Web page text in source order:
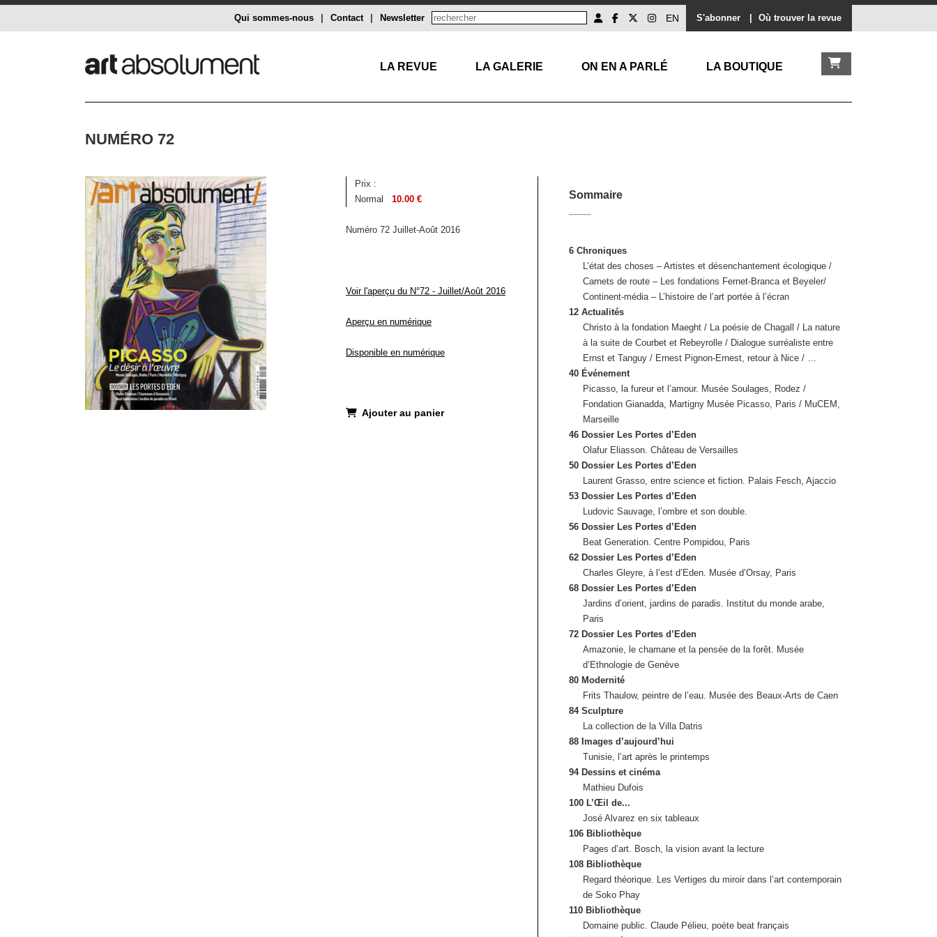
S'abonner Où trouver la revue
EN
Newsletter
Contact
Qui sommes-nous
LA REVUE LA GALERIE ON EN A PARLÉ LA BOUTIQUE
NUMÉRO 72
Prix :
Normal
10.00 €
Numéro 72 Juillet-Août 2016
Voir l'aperçu du N°72 - Juillet/Août 2016
Aperçu en numérique
Disponible en numérique
Ajouter au panier
Sommaire
6 Chroniques
L’état des choses – Artistes et désenchantement écologique /
Carnets de route – Les fondations Fernet-Branca et Beyeler/
Continent-média – L’histoire de l’art portée à l’écran
12 Actualités
Christo à la fondation Maeght / La poésie de Chagall / La nature
à la suite de Courbet et Rebeyrolle / Dialogue surréaliste entre
Ernst et Tanguy / Ernest Pignon-Ernest, retour à Nice / …
40 Événement
Picasso, la fureur et l’amour. Musée Soulages, Rodez /
Fondation Gianadda, Martigny Musée Picasso, Paris / MuCEM,
Marseille
46 Dossier Les Portes d’Eden
Olafur Eliasson. Château de Versailles
50 Dossier Les Portes d’Eden
Laurent Grasso, entre science et fiction. Palais Fesch, Ajaccio
53 Dossier Les Portes d’Eden
Ludovic Sauvage, l’ombre et son double.
56 Dossier Les Portes d’Eden
Beat Generation. Centre Pompidou, Paris
62 Dossier Les Portes d’Eden
Charles Gleyre, à l’est d’Eden. Musée d’Orsay, Paris
68 Dossier Les Portes d’Eden
Jardins d’orient, jardins de paradis. Institut du monde arabe,
Paris
72 Dossier Les Portes d’Eden
Amazonie, le chamane et la pensée de la forêt. Musée
d’Ethnologie de Genève
80 Modernité
Frits Thaulow, peintre de l’eau. Musée des Beaux-Arts de Caen
84 Sculpture
La collection de la Villa Datris
88 Images d’aujourd’hui
Tunisie, l’art après le printemps
94 Dessins et cinéma
Mathieu Dufois
100 L’Œil de...
José Alvarez en six tableaux
106 Bibliothèque
Pages d’art. Bosch, la vision avant la lecture
108 Bibliothèque
Regard théorique. Les Vertiges du miroir dans l’art contemporain
de Soko Phay
110 Bibliothèque
Domaine public. Claude Pélieu, poète beat français